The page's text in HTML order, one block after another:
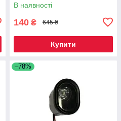
В наявності
140 ₴ 645 ₴
Купити
–78%